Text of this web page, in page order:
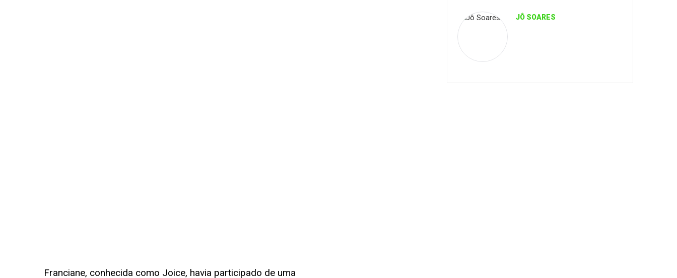
Franciane, conhecida como Joice, havia participado de uma
JÔ SOARES